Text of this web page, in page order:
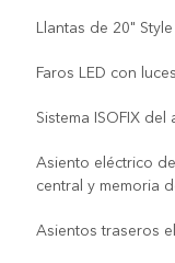
Llantas de 20"
Faros LED con
Sistema ISOFIX
Asiento eléctrico
central y memoria
Asientos traseros